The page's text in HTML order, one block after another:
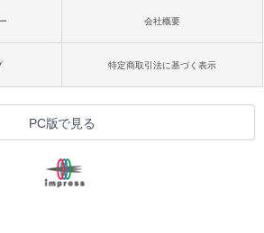
会社概要
特定商取引法に基づく表示
PC版で見る